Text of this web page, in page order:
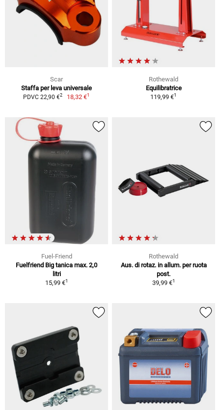
Scar
Staffa per leva universale
PDVC 22,90 €2 18,32 €1
Rothewald
Equilibratrice
119,99 €1
Fuel-Friend
Fuelfriend Big tanica max. 2,0
litri
15,99 €1
Rothewald
Aus. di rotaz. in allum. per ruota
post.
39,99 €1